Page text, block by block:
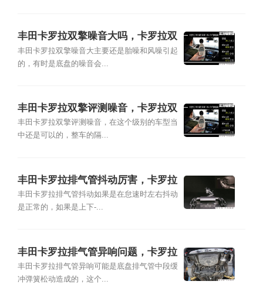
丰田卡罗拉双擎噪音大吗，卡罗拉双
擎噪音测试
丰田卡罗拉双擎噪音大主要还是胎噪和风噪引起
的，有时是底盘的噪音会...
丰田卡罗拉双擎评测噪音，卡罗拉双
擎全车隔音
丰田卡罗拉双擎评测噪音，在这个级别的车型当
中还是可以的，整车的隔...
丰田卡罗拉排气管抖动厉害，卡罗拉
排气管抖动怎么回事
丰田卡罗拉排气管抖动如果是在怠速时左右抖动
是正常的，如果是上下-...
丰田卡罗拉排气管异响问题，卡罗拉
排气管有异响/声音变大
丰田卡罗拉排气管异响可能是底盘排气管中段缓
冲弹簧松动造成的，这个...